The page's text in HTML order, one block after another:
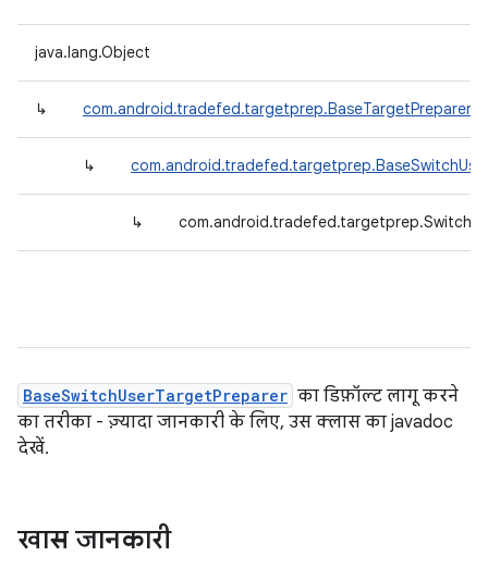
java.lang.Object
↳ com.android.tradefed.targetprep.BaseTargetPreparer
↳
↳
BaseSwitchUserTargetPreparer का डिफ़ॉल्ट लागू करने
का तरीका - ज़्यादा जानकारी के लिए, उस क्लास का javadoc
देखें.
खास जानकारी